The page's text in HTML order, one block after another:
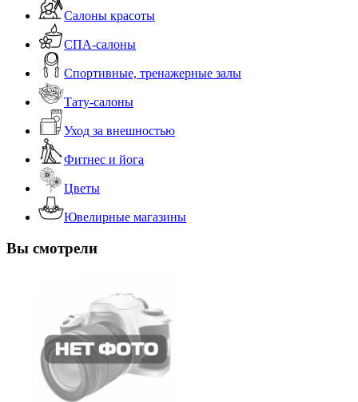
Салоны красоты
СПА-салоны
Спортивные, тренажерные залы
Тату-салоны
Уход за внешностью
Фитнес и йога
Цветы
Ювелирные магазины
Вы смотрели